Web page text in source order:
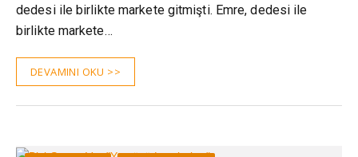
dedesi ile birlikte markete gitmişti. Emre, dedesi ile
birlikte markete…
DEVAMINI OKU >>